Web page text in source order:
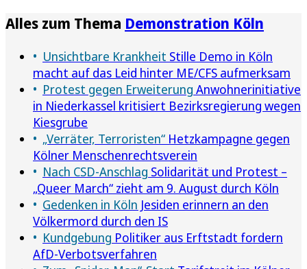
Alles zum Thema Demonstration Köln
Unsichtbare Krankheit Stille Demo in Köln
macht auf das Leid hinter ME/CFS aufmerksam
Protest gegen Erweiterung Anwohnerinitiative
in Niederkassel kritisiert Bezirksregierung wegen
Kiesgrube
„Verräter, Terroristen“ Hetzkampagne gegen
Kölner Menschenrechtsverein
Nach CSD-Anschlag Solidarität und Protest –
„Queer March“ zieht am 9. August durch Köln
Gedenken in Köln Jesiden erinnern an den
Völkermord durch den IS
Kundgebung Politiker aus Erftstadt fordern
AfD-Verbotsverfahren